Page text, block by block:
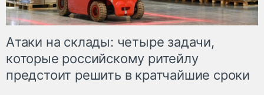
Атаки на склады: четыре задачи,
которые российскому ритейлу
предстоит решить в кратчайшие сроки